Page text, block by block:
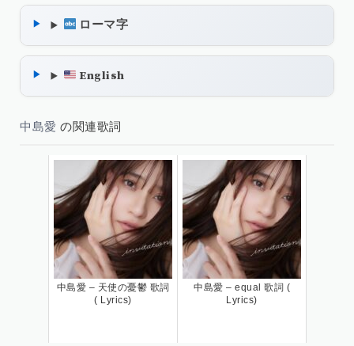
ローマ字
English
中島愛 の関連歌詞
中島愛 – 天使の憂鬱 歌詞
( Lyrics)
中島愛 – equal 歌詞 (
Lyrics)